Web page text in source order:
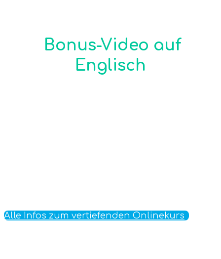
Bonus-Video auf
Englisch
Alle Infos zum vertiefenden Onlinekurs